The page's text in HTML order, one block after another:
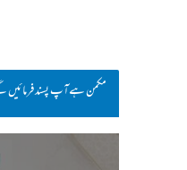
مکمن ہےآپ پسند فرمائیں